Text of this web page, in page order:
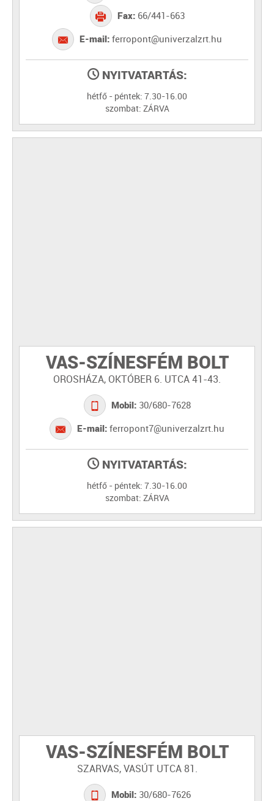
Fax: 66/441-663
E-mail: ferropont@univerzalzrt.hu
NYITVATARTÁS:
hétfő - péntek: 7.30-16.00
szombat: ZÁRVA
VAS-SZÍNESFÉM BOLT
OROSHÁZA, OKTÓBER 6. UTCA 41-43.
Mobil: 30/680-7628
E-mail: ferropont7@univerzalzrt.hu
NYITVATARTÁS:
hétfő - péntek: 7.30-16.00
szombat: ZÁRVA
VAS-SZÍNESFÉM BOLT
SZARVAS, VASÚT UTCA 81.
Mobil: 30/680-7626